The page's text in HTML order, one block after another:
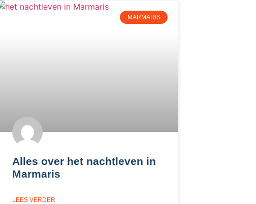
MARMARIS
Alles over het nachtleven in
Marmaris
LEES VERDER